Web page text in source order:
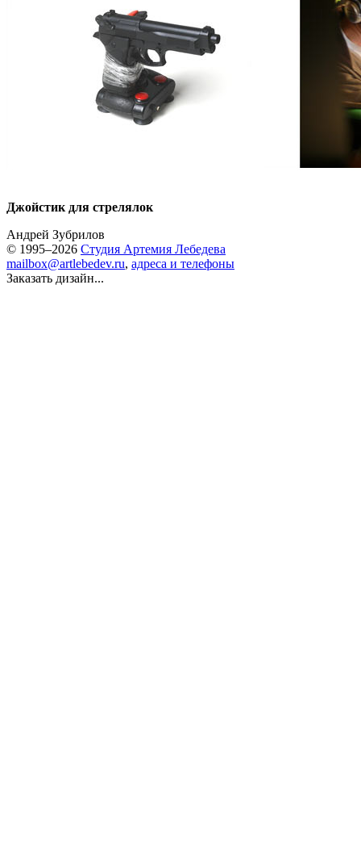
Джойстик для стрелялок
Андрей Зубрилов
© 1995–2026 Студия Артемия Лебедева
mailbox@artlebedev.ru, адреса и телефоны
Заказать дизайн...